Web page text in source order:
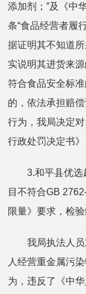
添加剂；”及《中
条“食品经营者履
据证明其不知道
实说明其进货来
符合食品安全标
的，依法承担赔
行为，我局决定
行政处罚决定书
3.和平县优选超
目不符合GB
限量》要求，检验
我局执法人员
人经营重金属污
为，违反了《中